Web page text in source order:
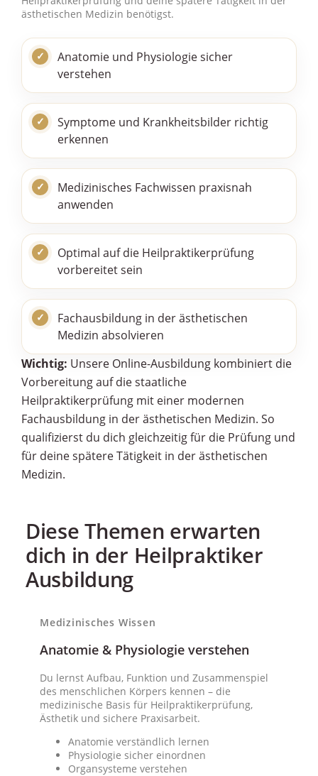
ästhetischen Medizin benötigst.
Anatomie und Physiologie sicher
verstehen
Symptome und Krankheitsbilder richtig
erkennen
Medizinisches Fachwissen praxisnah
anwenden
Optimal auf die Heilpraktikerprüfung
vorbereitet sein
Fachausbildung in der ästhetischen
Medizin absolvieren
Wichtig: Unsere Online-Ausbildung kombiniert die
Vorbereitung auf die staatliche
Heilpraktikerprüfung mit einer modernen
Fachausbildung in der ästhetischen Medizin. So
qualifizierst du dich gleichzeitig für die Prüfung und
für deine spätere Tätigkeit in der ästhetischen
Medizin.
Diese Themen erwarten
dich in der Heilpraktiker
Ausbildung
Medizinisches Wissen
Anatomie & Physiologie verstehen
Du lernst Aufbau, Funktion und Zusammenspiel
des menschlichen Körpers kennen – die
medizinische Basis für Heilpraktikerprüfung,
Ästhetik und sichere Praxisarbeit.
Anatomie verständlich lernen
Physiologie sicher einordnen
Organsysteme verstehen